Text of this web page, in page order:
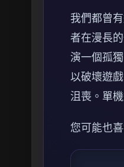
我們都曾
者在漫長
演一個孤
以破壞遊
沮喪。單
您可能也喜